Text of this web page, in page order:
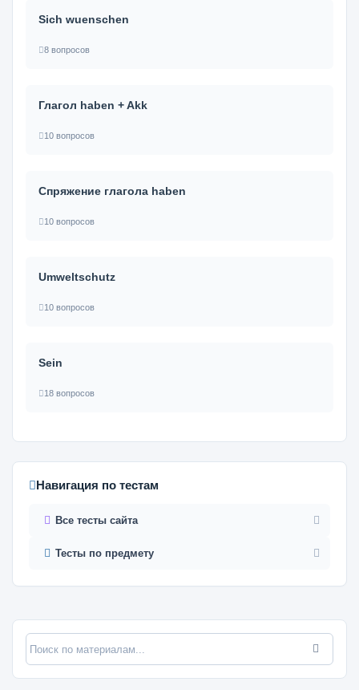
Sich wuenschen
8 вопросов
Глагол haben + Akk
10 вопросов
Спряжение глагола haben
10 вопросов
Umweltschutz
10 вопросов
Sein
18 вопросов
Навигация по тестам
Все тесты сайта
Тесты по предмету